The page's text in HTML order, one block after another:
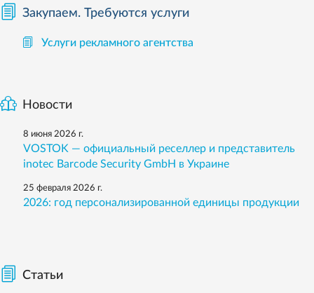
Закупаем. Требуются услуги
Услуги рекламного агентства
Новости
8 июня 2026 г.
VOSTOK — официальный реселлер и представитель
inotec Barcode Security GmbH в Украине
25 февраля 2026 г.
2026: год персонализированной единицы продукции
Статьи